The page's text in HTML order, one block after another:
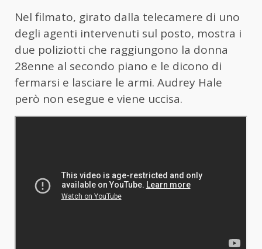
Nel filmato, girato dalla telecamere di uno
degli agenti intervenuti sul posto, mostra i
due poliziotti che raggiungono la donna
28enne al secondo piano e le dicono di
fermarsi e lasciare le armi. Audrey Hale
però non esegue e viene uccisa.